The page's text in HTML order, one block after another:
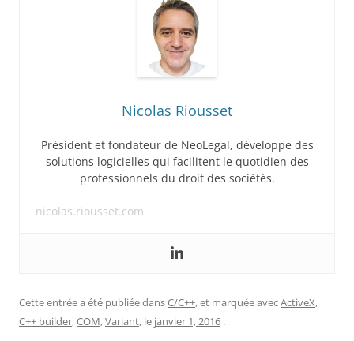
Nicolas Riousset
Président et fondateur de NeoLegal, développe des
solutions logicielles qui facilitent le quotidien des
professionnels du droit des sociétés.
nicolas.riousset.com
Cette entrée a été publiée dansC/C++, et marquée avecActiveX,
C++ builder,COM,Variant, le janvier 1, 2016 .